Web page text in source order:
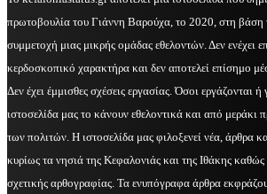
πρωτοβουλία του Γιάννη Βαρούχα, το 2020, στη βάση
συμμετοχή μιας μικρής ομάδας εθελοντών. Δεν ενέχει
κερδοσκοπικό χαρακτήρα και δεν αποτελεί επίσημο
Δεν έχει έμμισθες σχέσεις εργασίας. Όσοι εργάζονται
ιστοσελίδα μας το κάνουν εθελοντικά και από μεράκι
των πολιτών. Η ιστοσελίδα μας φιλοξενεί νέα, άρθρα
κυρίως τα νησιά της Κεφαλονιάς και της Ιθάκης
σχετικής αρθογραφίας. Τα ενυπόγραφα άρθρα